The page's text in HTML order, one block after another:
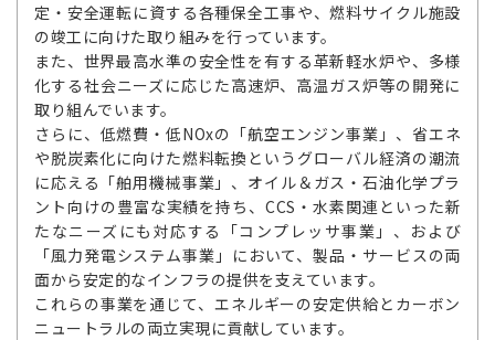
定・安全運転に資する各種保全工事や、燃料サイクル施設
の竣工に向けた取り組みを行っています。
また、世界最高水準の安全性を有する革新軽水炉や、多様
化する社会ニーズに応じた高速炉、高温ガス炉等の開発に
取り組んでいます。
さらに、低燃費・低NOxの「航空エンジン事業」、省エネ
や脱炭素化に向けた燃料転換というグローバル経済の潮流
に応える「舶用機械事業」、オイル＆ガス・石油化学プラ
ント向けの豊富な実績を持ち、CCS・水素関連といった新
たなニーズにも対応する「コンプレッサ事業」、および
「風力発電システム事業」において、製品・サービスの両
面から安定的なインフラの提供を支えています。
これらの事業を通じて、エネルギーの安定供給とカーボン
ニュートラルの両立実現に貢献しています。